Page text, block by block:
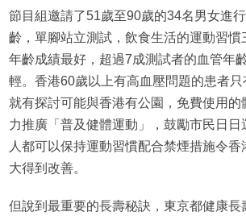
節目組邀請了51歲至90歲的34名男女進
齡，單腳站立測試，飲食生活的運動習慣
年齡成績最好，超過7成測試者的血管年
輕。香港60歲以上有高血壓問題的患者只
就有探討可能與香港有公園，免費使用的
力推廣「普及健體運動」，鼓勵市民日日
人都可以保持運動習慣配合禁煙措施令
大得到改善。
但說到最重要的長壽秘訣，東京都健康長